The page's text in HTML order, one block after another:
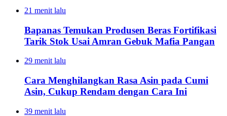
21 menit lalu
Bapanas Temukan Produsen Beras Fortifikasi
Tarik Stok Usai Amran Gebuk Mafia Pangan
29 menit lalu
Cara Menghilangkan Rasa Asin pada Cumi
Asin, Cukup Rendam dengan Cara Ini
39 menit lalu